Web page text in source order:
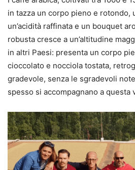
in tazza un corpo pieno e rotondo,
un’acidità raffinata e un bouquet
robusta cresce a un’altitudine
in altri Paesi: presenta un corpo
cioccolato e nocciola tostata,
gradevole, senza le sgradevoli
spesso si accompagnano a questa